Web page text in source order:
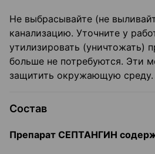
Не выбрасывайте (не
канализацию. Уточните у
утилизировать (уничтожать)
больше не потребуются. Эти
защитить окружающую среду.
Состав
Препарат СЕПТАНГИН